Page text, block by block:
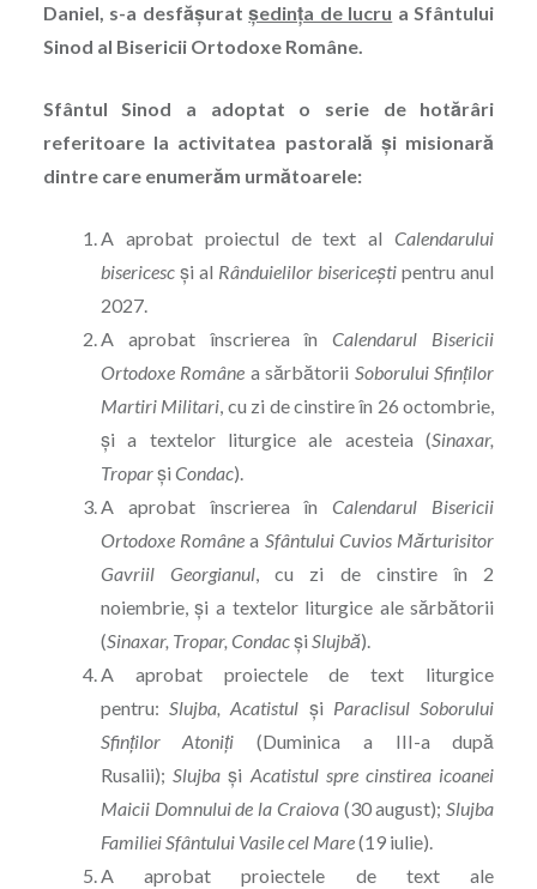
Daniel, s-a desfășuratședința de lucru a Sfântului
Sinod al Bisericii Ortodoxe Române.
Sfântul Sinod a adoptat o serie de hotărâri
referitoare la activitatea pastorală și misionară
dintre care enumerăm următoarele:
A aprobat proiectul de text alCalendarului
bisericescși al Rânduielilor bisericești pentru anul
2027.
A aprobat înscrierea înCalendarul Bisericii
Ortodoxe Române a sărbătorii Soborului Sfinților
Martiri Militari, cu zi de cinstire în 26 octombrie,
și a textelor liturgice ale acesteia (Sinaxar,
Troparși Condac).
A aprobat înscrierea înCalendarul Bisericii
Ortodoxe Române a Sfântului Cuvios Mărturisitor
Gavriil Georgianul, cu zi de cinstire în 2
noiembrie, și a textelor liturgice ale sărbătorii
(Sinaxar, Tropar, Condacși Slujbă).
A aprobat proiectele de text liturgice
pentru:Slujba, Acatistul și Paraclisul Soborului
Sfinților Atoniți (Duminica a III-a după
Rusalii);Slujbași Acatistul spre cinstirea icoanei
Maicii Domnului de la Craiova(30 august);Slujba
Familiei Sfântului Vasile cel Mare(19 iulie).
A aprobat proiectele de text ale